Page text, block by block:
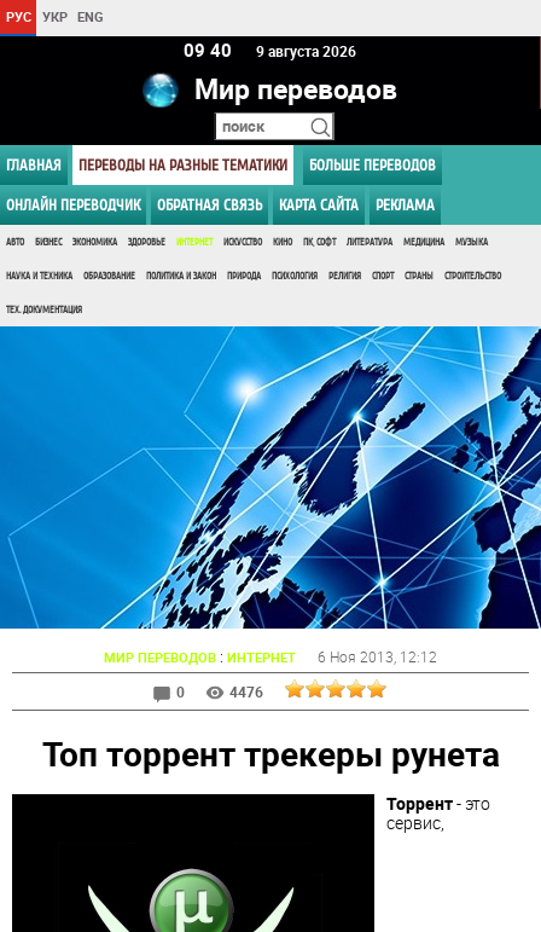
РУС УКР ENG
09:40 9 августа 2026
Мир переводов
ГЛАВНАЯ ПЕРЕВОДЫ НА РАЗНЫЕ ТЕМАТИКИ БОЛЬШЕ ПЕРЕВОДОВ
ОНЛАЙН ПЕРЕВОДЧИК ОБРАТНАЯ СВЯЗЬ КАРТА САЙТА РЕКЛАМА
АВТО БИЗНЕС ЭКОНОМИКА ЗДОРОВЬЕ ИНТЕРНЕТ ИСКУССТВО КИНО ПК, СОФТ ЛИТЕРАТУРА МЕДИЦИНА МУЗЫКА
НАУКА И ТЕХНИКА ОБРАЗОВАНИЕ ПОЛИТИКА И ЗАКОН ПРИРОДА ПСИХОЛОГИЯ РЕЛИГИЯ СПОРТ СТРАНЫ СТРОИТЕЛЬСТВО
ТЕХ. ДОКУМЕНТАЦИЯ
МИР ПЕРЕВОДОВ : ИНТЕРНЕТ 6 Ноя 2013 , 12:12
0
4476
Топ торрент трекеры рунета
Торрент- это
сервис,